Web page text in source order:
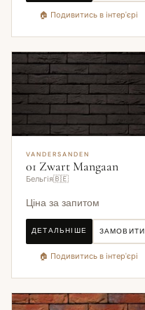
🏠 Подивитись в інтер'єрі
VANDERSANDEN
01 Zwart Mangaan
Бельгія🇧🇪
Ціна за запитом
ДЕТАЛЬНІШЕ ЗАМОВИТИ
🏠 Подивитись в інтер'єрі